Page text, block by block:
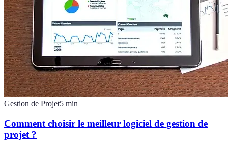
Gestion de Projet5 min
Comment choisir le meilleur logiciel de gestion de
projet ?